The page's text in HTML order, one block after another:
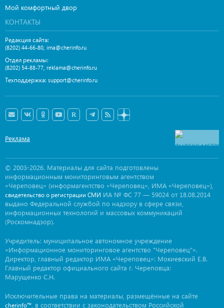
Мой комфортный двор
КОНТАКТЫ
Редакция сайта:
(8202) 44-66-80, ima@cherinfo.ru
Отдел рекламы:
(8202) 54-88-77, reklama@cherinfo.ru
Техподдержка: support@cherinfo.ru
Реклама
© 2003-2026. Материалы для сайта подготовлены
информационным мониторинговым агентством
«Череповец» (информагентство «Череповец», ИМА «Череповец»),
свидетельство о регистрации СМИ ИА № ФС 77 — 59024 от 18.08.2014
выдано Федеральной службой по надзору в сфере связи,
информационных технологий и массовых коммуникаций
(Роскомнадзор).
Учредитель: муниципальное автономное учреждение
«Информационное мониторинговое агентство "Череповец"».
Директор, главный редактор ИМА «Череповец»: Мокиевский Е.В.
Главный редактор официального сайта г. Череповца:
Марущенко С.Н.
Исключительные права на материалы, размещённые на сайте
cherinfo™ , в соответствии с законодательством Российской